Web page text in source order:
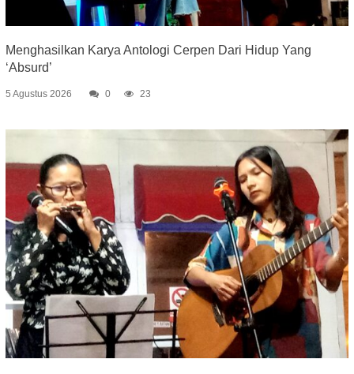
Menghasilkan Karya Antologi Cerpen Dari Hidup Yang
‘Absurd’
5 Agustus 2026 0 23